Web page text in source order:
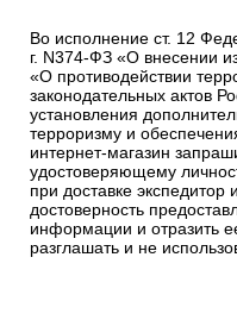
Во исполнение ст. 12
г. N374-ФЗ «О внесении
«О противодействии
законодательных актов
установления
терроризму и
интернет-магазин
удостоверяющему
при доставке
достоверность
информации и отразить
разглашать и не